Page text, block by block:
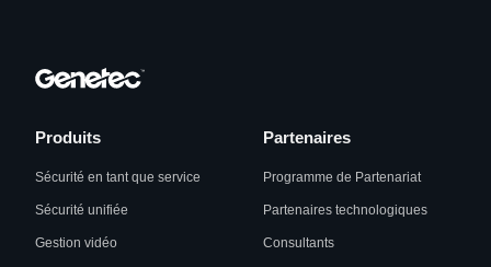
Produits
Sécurité en tant que service
Sécurité unifiée
Gestion vidéo
Partenaires
Programme de Partenariat
Partenaires technologiques
Consultants